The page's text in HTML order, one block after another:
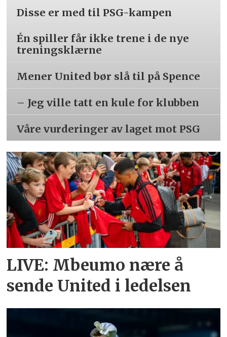
Disse er med til PSG-kampen
Én spiller får ikke trene i de nye
treningsklærne
Mener United bør slå til på Spence
– Jeg ville tatt en kule for klubben
Våre vurderinger av laget mot PSG
LIVE: Mbeumo nære å
sende United i ledelsen